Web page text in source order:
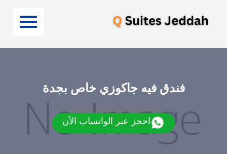
فندق فيه جاكوزي خاص بجدة
احجز عبر الواتساب الآن